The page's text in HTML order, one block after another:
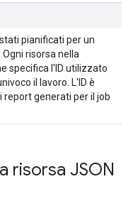
pianificati per un
risorsa nella
specifica l'ID utilizzato
il lavoro. L'ID è
report generati per il job
risorsa JSON